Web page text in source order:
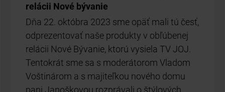
re­lá­cii Nové bý­va­nie
Dňa 22. ok­tób­ra 2023 sme opäť mali tú česť,
od­pre­zen­to­vať naše pro­duk­ty v ob­ľú­be­nej
re­lá­cii Nové Bý­va­nie, kto­rú vy­sie­la TV JOJ.
Ten­to­krát sme sa s mo­de­rá­to­rom Vla­dom
Voš­ti­ná­rom a s ma­ji­teľ­kou no­vé­ho domu
pani Ja­noš­ko­vou roz­prá­va­li o štý­lo­vých…